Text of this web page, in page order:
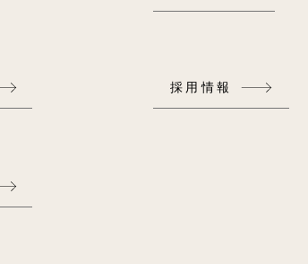
採用情報